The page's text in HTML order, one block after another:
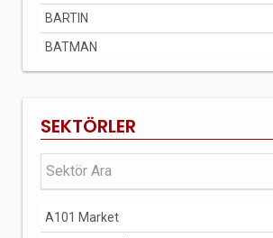
BARTIN
BATMAN
BAYBURT
BİNGÖL
BİTLİS
BOLU
BURDUR
SEKTÖRLER
A101 Market